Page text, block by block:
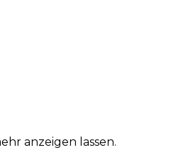
anzeigen lassen.